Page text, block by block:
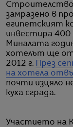
замразено в
египетският
инвестира 400
Миналата
хотелът ще
2012 г.
През
на хотела
почти изцяло
куха сграда.
Участието на